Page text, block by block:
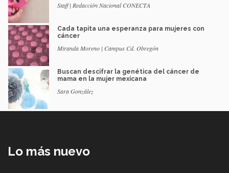
Staff | Redacción Nacional CONECTA
Cada tapita una esperanza para mujeres con
cáncer
Miranda Moreno | Campus Cd. Obregón
Buscan descifrar la genética del cáncer de
mama en la mujer mexicana
Sara González
Lo más nuevo